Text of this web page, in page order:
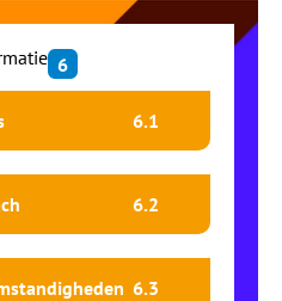
6
6.1
6.2
6.3